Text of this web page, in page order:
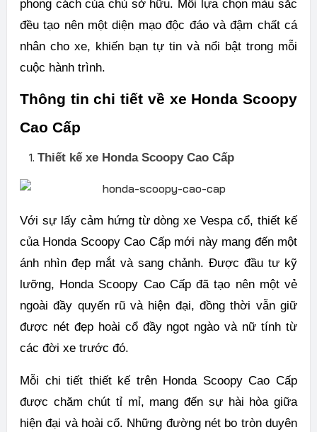
phong cách của chủ sở hữu. Mỗi lựa chọn màu sắc
đều tạo nên một diện mạo độc đáo và đậm chất cá
nhân cho xe, khiến bạn tự tin và nổi bật trong mỗi
cuộc hành trình.
Thông tin chi tiết về xe Honda Scoopy
Cao Cấp
Thiết kế xe Honda Scoopy Cao Cấp
Với sự lấy cảm hứng từ dòng xe Vespa cổ, thiết kế
của Honda Scoopy Cao Cấp mới này mang đến một
ánh nhìn đẹp mắt và sang chảnh. Được đầu tư kỹ
lưỡng, Honda Scoopy Cao Cấp đã tạo nên một vẻ
ngoài đầy quyến rũ và hiện đại, đồng thời vẫn giữ
được nét đẹp hoài cổ đầy ngọt ngào và nữ tính từ
các đời xe trước đó.
Mỗi chi tiết thiết kế trên Honda Scoopy Cao Cấp
được chăm chút tỉ mỉ, mang đến sự hài hòa giữa
hiện đại và hoài cổ. Những đường nét bo tròn duyên